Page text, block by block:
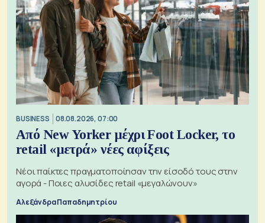
BUSINESS 08.08.2026, 07:00
Από New Yorker μέχρι Foot Locker, το
retail «μετρά» νέες αφίξεις
Νέοι παίκτες πραγματοποίησαν την είσοδό τους στην
αγορά - Ποιες αλυσίδες retail «μεγαλώνουν»
Αλεξάνδρα Παπαδημητρίου